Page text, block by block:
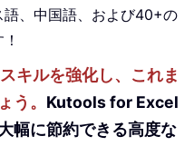
、中国語、および40+の
キルを強化し、これま
う。 Kutools for Excel
幅に節約できる高度な